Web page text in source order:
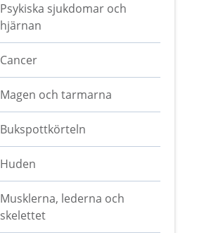
Psykiska sjukdomar och
hjärnan
Cancer
Magen och tarmarna
Bukspottkörteln
Huden
Musklerna, lederna och
skelettet